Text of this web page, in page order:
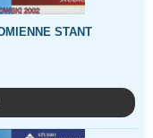
STANT